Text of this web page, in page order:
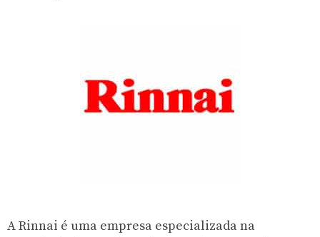
A Rinnai é uma empresa especializada na